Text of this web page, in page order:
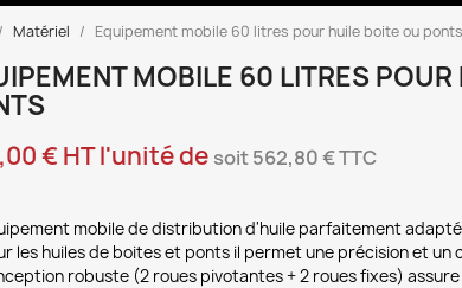
Matériel Equipement mobile 60 litres pour huile boite ou ponts
MOBILE 60 LITRES POUR
€ HT l'unité de soit 562,80 € TTC
mobile de distribution d'huile parfaitement
les huiles de boites et ponts il permet une précision et
robuste (2 roues pivotantes + 2 roues fixes)